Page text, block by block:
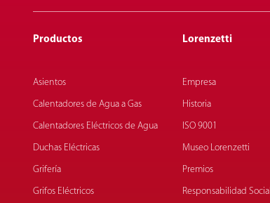
Productos
Asientos
Calentadores de Agua a Gas
Calentadores Eléctricos de Agua
Duchas Eléctricas
Grifería
Grifos Eléctricos
Lorenzetti
Empresa
Historia
ISO 9001
Museo Lorenzetti
Premios
Responsabilidad Social